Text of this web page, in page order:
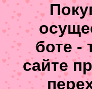
боте -
сайте